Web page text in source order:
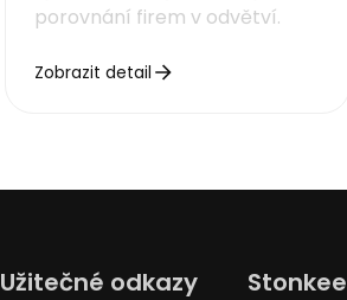
porovnání firem v odvětví.
Zobrazit detail
Užitečné odkazy Stonkee